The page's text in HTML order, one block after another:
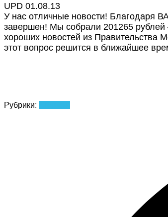
UPD 01.08.13
У нас отличные новости! Благодаря
завершен! Мы собрали 201265
хороших новостей из Правительства
этот вопрос решится в ближайшее
Рубрики: